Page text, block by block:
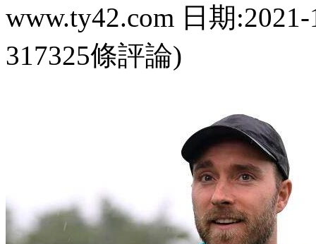
www.ty42.com 日期
317325條評論)